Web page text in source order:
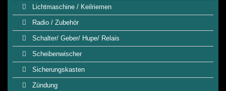
Lichtmaschine / Keilriemen
Radio / Zubehör
Schalter/ Geber/ Hupe/ Relais
Scheibenwischer
Sicherungskasten
Zündung